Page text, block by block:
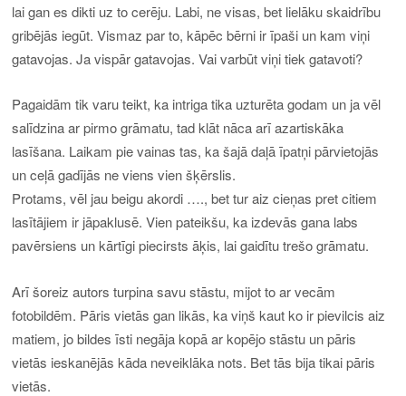
lai gan es dikti uz to cerēju. Labi, ne visas, bet lielāku skaidrību
gribējās iegūt. Vismaz par to, kāpēc bērni ir īpaši un kam viņi
gatavojas. Ja vispār gatavojas. Vai varbūt viņi tiek gatavoti?
Pagaidām tik varu teikt, ka intriga tika uzturēta godam un ja vēl
salīdzina ar pirmo grāmatu, tad klāt nāca arī azartiskāka
lasīšana. Laikam pie vainas tas, ka šajā daļā īpatņi pārvietojās
un ceļā gadījās ne viens vien šķērslis.
Protams, vēl jau beigu akordi …., bet tur aiz cieņas pret citiem
lasītājiem ir jāpaklusē. Vien pateikšu, ka izdevās gana labs
pavērsiens un kārtīgi piecirsts āķis, lai gaidītu trešo grāmatu.
Arī šoreiz autors turpina savu stāstu, mijot to ar vecām
fotobildēm. Pāris vietās gan likās, ka viņš kaut ko ir pievilcis aiz
matiem, jo bildes īsti negāja kopā ar kopējo stāstu un pāris
vietās ieskanējās kāda neveiklāka nots. Bet tās bija tikai pāris
vietās.